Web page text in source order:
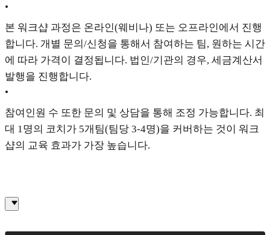
•
본 워크샵 과정은 온라인(웨비나) 또는 오프라인에서 진행
합니다. 개별 문의/신청을 통해서 참여하는 팀, 원하는 시간
에 따라 가격이 결정됩니다. 법인/기관의 경우, 세금계산서
발행을 진행합니다.
•
참여인원 수 또한 문의 및 상담을 통해 조정 가능합니다. 최
대 1명의 코치가 5개팀(팀당 3-4명)을 커버하는 것이 워크
샵의 교육 효과가 가장 높습니다.